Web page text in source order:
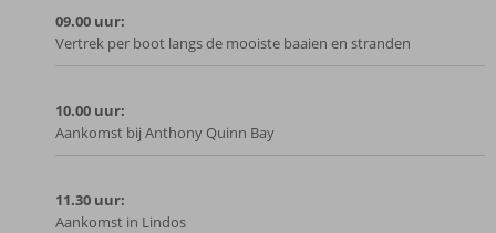
09.00 uur:
Vertrek per boot langs de mooiste baaien en stranden
10.00 uur:
Aankomst bij Anthony Quinn Bay
11.30 uur:
Aankomst in Lindos